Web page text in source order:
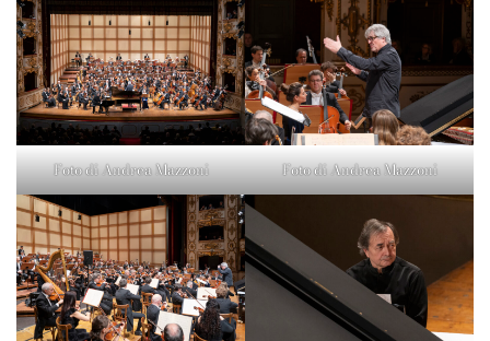
Foto di Andrea Mazzoni Foto di Andrea Mazzoni